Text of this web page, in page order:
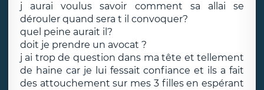
j aurai voulus savoir comment sa allai se
dérouler quand sera t il convoquer?
quel peine aurait il?
doit je prendre un avocat ?
j ai trop de question dans ma tête et tellement
de haine car je lui fessait confiance et ils a fait
des attouchement sur mes 3 filles en espérant